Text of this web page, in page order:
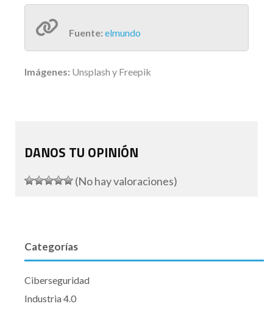
Fuente: elmundo
Imágenes: Unsplash y Freepik
DANOS TU OPINIÓN
(No hay valoraciones)
Categorías
Ciberseguridad
Industria 4.0